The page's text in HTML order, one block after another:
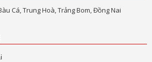
Cá, Trung Hoà, Trảng Bom, Đồng Nai